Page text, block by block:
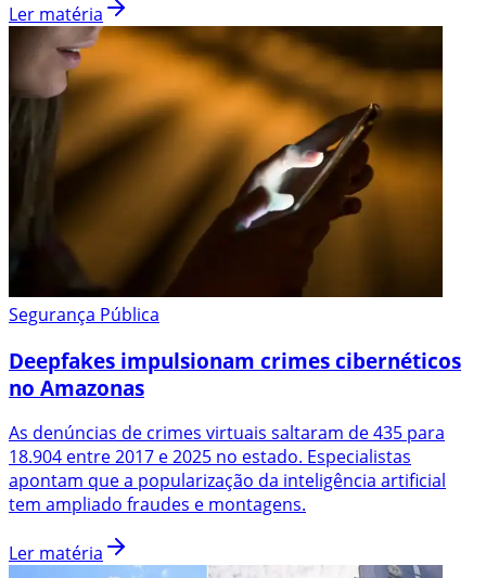
Ler matéria
Segurança Pública
Deepfakes impulsionam crimes cibernéticos
no Amazonas
As denúncias de crimes virtuais saltaram de 435 para
18.904 entre 2017 e 2025 no estado. Especialistas
apontam que a popularização da inteligência artificial
tem ampliado fraudes e montagens.
Ler matéria